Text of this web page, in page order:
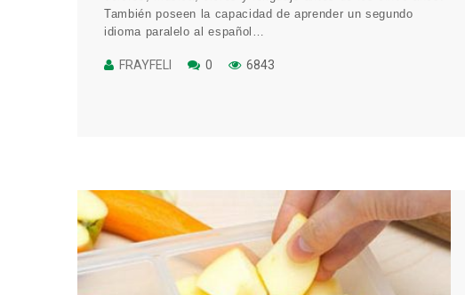
También poseen la capacidad de aprender un segundo
idioma paralelo al español…
FRAYFELI 0 6843